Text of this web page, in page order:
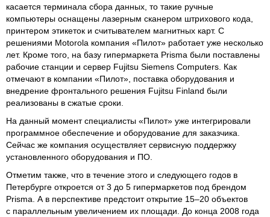
касается терминала сбора данных, то такие ручные
компьютеры оснащены лазерным сканером штрихового кода,
принтером этикеток и считывателем магнитных карт. С
решениями Motorola компания «Пилот» работает уже несколько
лет. Кроме того, на базу гипермаркета Prisma были поставлены
рабочие станции и сервер Fujitsu Siemens Computers. Как
отмечают в компании «Пилот», поставка оборудования и
внедрение фронтального решения Fujitsu Finland были
реализованы в сжатые сроки.
На данный момент специалисты «Пилот» уже интегрировали
программное обеспечение и оборудование для заказчика.
Сейчас же компания осуществляет сервисную поддержку
установленного оборудования и ПО.
Отметим также, что в течение этого и следующего годов в
Петербурге откроется от 3 до 5 гипермаркетов под брендом
Prisma. А в перспективе предстоит открытие 15–20 объектов
с параллельным увеличением их площади. До конца 2008 года